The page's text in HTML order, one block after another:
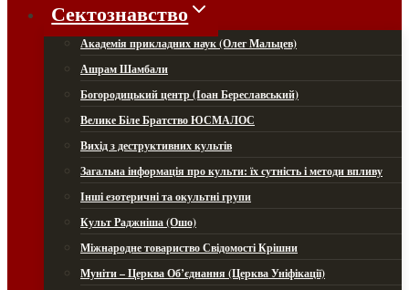
Сектознавство
Академія прикладних наук (Олег Мальцев)
Ашрам Шамбали
Богородицький центр (Іоан Береславський)
Велике Біле Братство ЮСМАЛОС
Вихід з деструктивних культів
Загальна інформація про культи: їх сутність і методи впливу
Інші езотеричні та окультні групи
Культ Раджніша (Ошо)
Міжнародне товариство Свідомості Крішни
Муніти – Церква Об’єднання (Церква Уніфікації)